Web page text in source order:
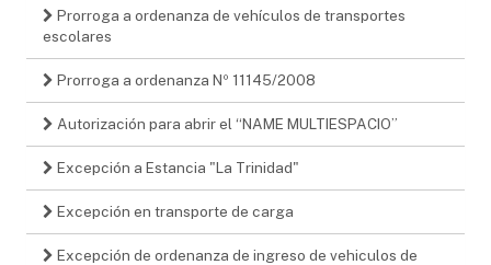
Prorroga a ordenanza de vehículos de transportes
escolares
Prorroga a ordenanza Nº 11145/2008
Autorización para abrir el “NAME MULTIESPACIO”
Excepción a Estancia "La Trinidad"
Excepción en transporte de carga
Excepción de ordenanza de ingreso de vehiculos de